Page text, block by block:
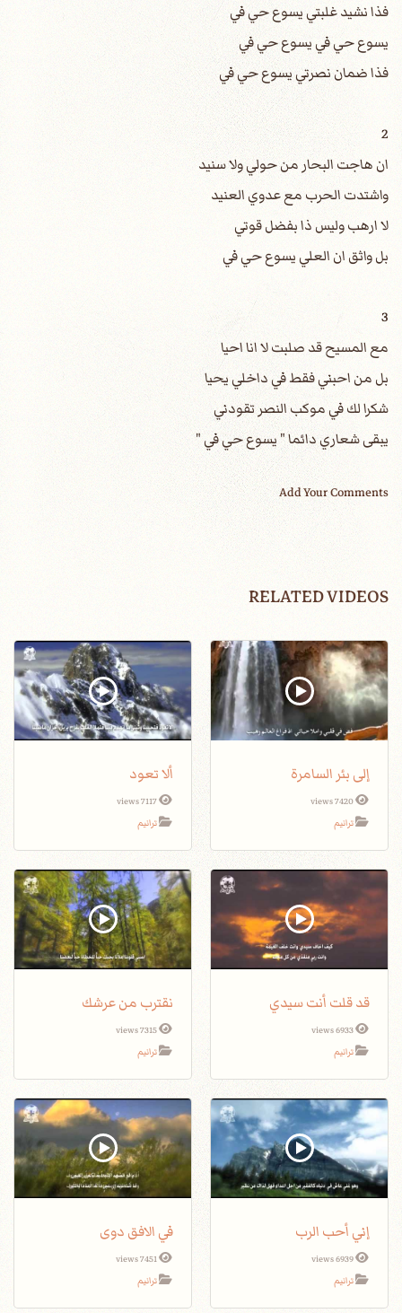
فذا نشيد غلبتي يسوع حي في
يسوع حي في يسوع حي في
فذا ضمان نصرتي يسوع حي في
2
ان هاجت البحار من حولي ولا سنيد
واشتدت الحرب مع عدوي العنيد
لا ارهب وليس ذا بفضل قوتي
بل واثق ان العلي يسوع حي في
3
مع المسيح قد صلبت لا انا احيا
بل من احبني فقط في داخلي يحيا
شكرا لك في موكب النصر تقودني
يبقى شعاري دائما " يسوع حي في "
Add Your Comments
RELATED VIDEOS
إلى بئر السامرة
7420 views
ترانيم
ألا تعود
7117 views
ترانيم
قد قلت أنت سيدي
6933 views
ترانيم
نقترب من عرشك
7315 views
ترانيم
إني أحب الرب
6939 views
ترانيم
في الافق دوى
7451 views
ترانيم